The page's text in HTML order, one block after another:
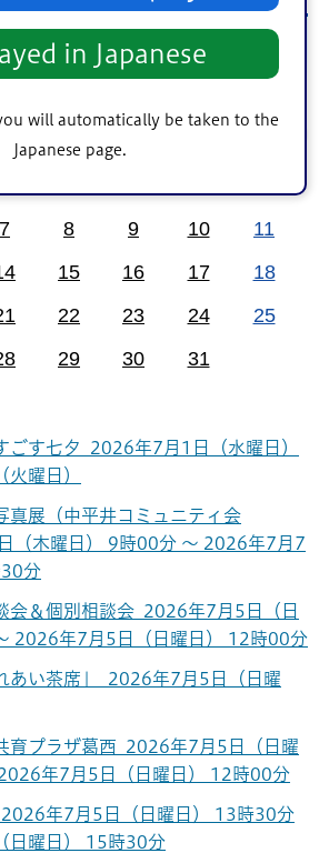
in Japanese
will automatically be taken to the
Japanese page.
5日（日）のイベント
7
7 8 9 10
11
15 16 17
18
22 23 24
25
29 30 31
ごす七夕 2026年7月1日（水曜日）
曜日）
真展（中平井コミュニティ会
（木曜日） 9時00分 ～ 2026年7月7
30分
会＆個別相談会 2026年7月5日（日
2026年7月5日（日曜日） 12時00分
あい茶席」 2026年7月5日（日曜
育プラザ葛西 2026年7月5日（日曜
年7月5日（日曜日） 12時00分
年7月5日（日曜日） 13時30分
日曜日） 15時30分